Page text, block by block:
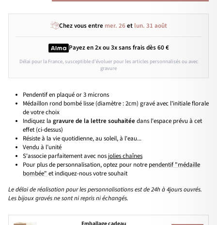
Chez vous entre mer. 26et lun. 31 août
Payez en 2x ou 3xsans fraisdès 60 €
Délai pour la France, susceptible d'évoluer pour les articles personnalisés ou avec
gravure
Pendentif en plaqué or 3 microns
Médaillon rond bombé lisse (diamètre : 2cm) gravé avec l'initiale florale
de votre choix
Indiquez la gravure de la lettre souhaitée dans l'espace prévu à cet
effet (ci-dessus)
Résiste à la vie quotidienne, au soleil, à l'eau...
Vendu à l’unité
S'associe parfaitement avec nos jolies chaînes
Pour plus de personnalisation, optez pour notre pendentif "médaille
bombée" et indiquez-nous votre souhait
Le délai de réalisation pour les personnalisations est de 24h à 4jours ouvrés.
Les bijoux gravés ne sont ni repris ni échangés.